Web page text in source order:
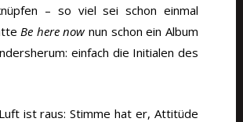
– so viel sei schon einmal
Be here now nun schon ein Album
einfach die Initialen des
ist raus: Stimme hat er, Attitüde